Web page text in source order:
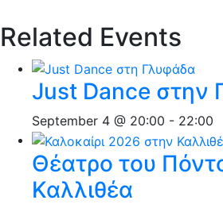
Related Events
Just Dance στην
September 4 @ 20:00 - 22:00
Θέατρο του
Καλλιθέα